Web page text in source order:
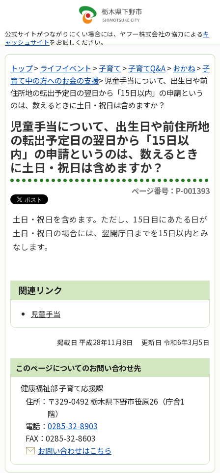
公式サイトがつながりにくい場合には、ヤフー株式会社の協力によるキ
ャッシュサイトをお試しください。
トップ> ライフイベント >子育て >子育てQ&A>おかね>子
育て中の方へのお金の支援> 児童手当について、出生日や前
住所地の転出予定日の翌日から「15日以内」の申請という
のは、数えるときに土日・祝日は含めますか？
児童手当について、出生日や前住所地
の転出予定日の翌日から「15日以
内」の申請というのは、数えるとき
に土日・祝日は含めますか？
ページ番号：P-001393
土日・祝日を含めます。ただし、15日目にあたる日が
土日・祝日の場合には、翌開庁日までを15日以内とみ
なします。
関連リンク
児童手当
掲載日 平成28年11月8日 更新日 令和6年3月5日
このページについてのお問い合わせ先
健康福祉部 子育て応援課
住所： 〒329-0492 栃木県下野市笹原26（庁舎1
階）
電話： 0285-32-8903
FAX： 0285-32-8603
お問い合わせはこちら